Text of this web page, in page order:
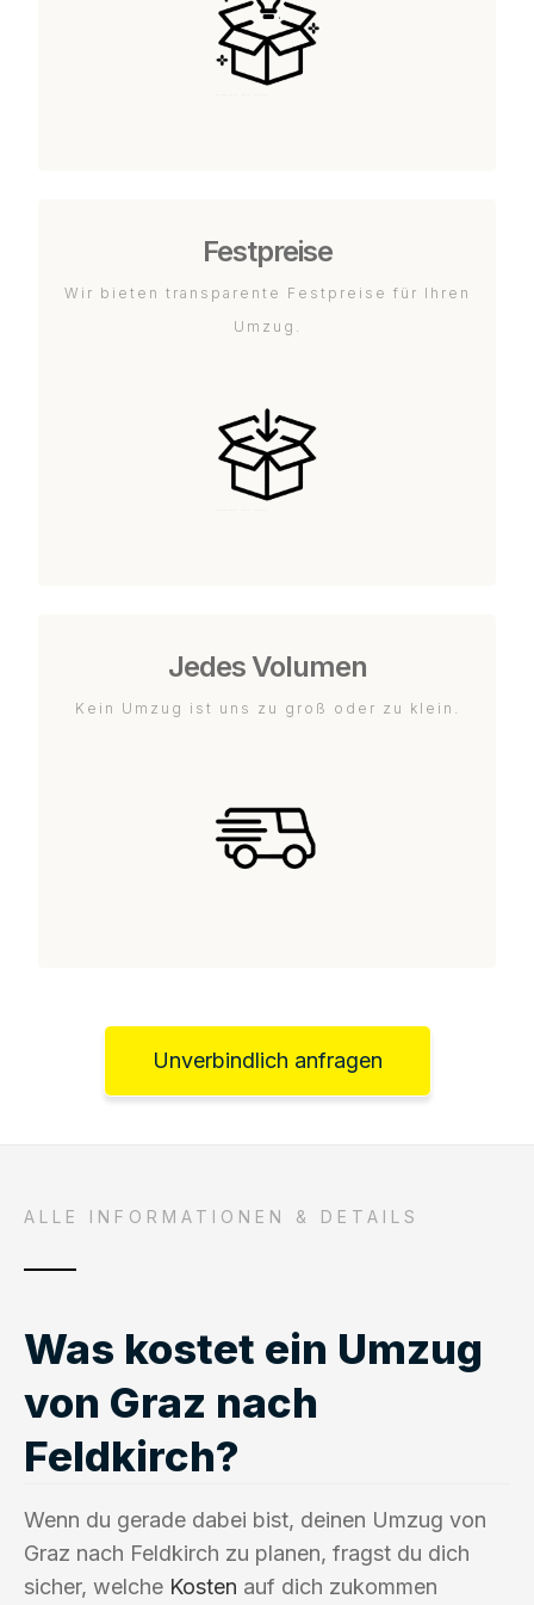
Festpreise
Wir bieten transparente Festpreise für Ihren
Umzug.
Jedes Volumen
Kein Umzug ist uns zu groß oder zu klein.
Unverbindlich anfragen
ALLE INFORMATIONEN & DETAILS
Was kostet ein Umzug
von Graz nach
Feldkirch?
Wenn du gerade dabei bist, deinen Umzug von
Graz nach Feldkirch zu planen, fragst du dich
sicher, welche Kosten auf dich zukommen